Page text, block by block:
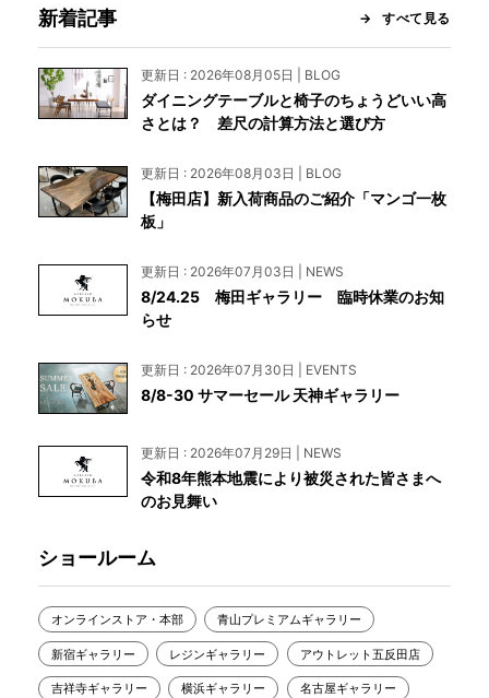
新着記事 すべて見る
更新日 : 2026年08月05日 | BLOG
ダイニングテーブルと椅子のちょうどいい高
さとは？ 差尺の計算方法と選び方
更新日 : 2026年08月03日 | BLOG
【梅田店】新入荷商品のご紹介「マンゴ一枚
板」
更新日 : 2026年07月03日 | NEWS
8/24.25 梅田ギャラリー 臨時休業のお知
らせ
更新日 : 2026年07月30日 | EVENTS
8/8-30 サマーセール 天神ギャラリー
更新日 : 2026年07月29日 | NEWS
令和8年熊本地震により被災された皆さまへ
のお見舞い
ショールーム
オンラインストア・本部 青山プレミアムギャラリー
新宿ギャラリー レジンギャラリー アウトレット五反田店
吉祥寺ギャラリー 横浜ギャラリー 名古屋ギャラリー